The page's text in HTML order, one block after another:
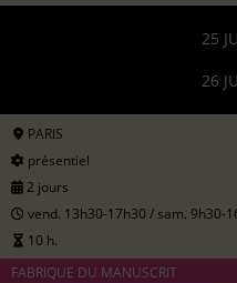
25
26
PARIS
présentiel
2 jours
vend. 13h30-17h30 / sam. 9h30-
10 h.
FABRIQUE DU MANUSCRIT